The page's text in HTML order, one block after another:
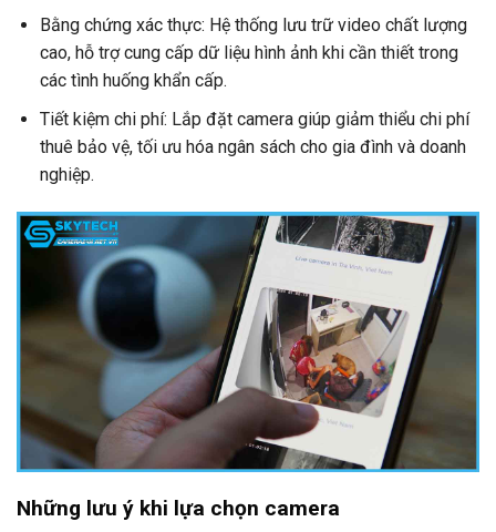
Bằng chứng xác thực: Hệ thống lưu trữ video chất lượng
cao, hỗ trợ cung cấp dữ liệu hình ảnh khi cần thiết trong
các tình huống khẩn cấp.
Tiết kiệm chi phí: Lắp đặt camera giúp giảm thiểu chi phí
thuê bảo vệ, tối ưu hóa ngân sách cho gia đình và doanh
nghiệp.
Những lưu ý khi lựa chọn camera